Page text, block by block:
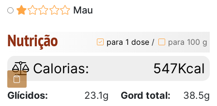
Mau
Nutrição para 1 dose / para 100 g
Calorias: 547Kcal
Glícidos: 23.1g Gord total:
38.5g